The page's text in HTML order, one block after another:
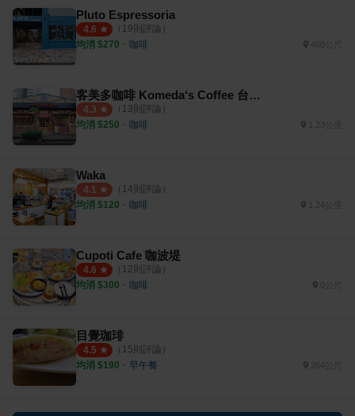
Pluto Espressoria
4.6 （ 19則評論）
均消 $270 ・ 咖啡 460公尺
客美多咖啡 Komeda‘s Coffee 台中公益店
4.3 （ 13則評論）
均消 $250 ・ 咖啡
Waka
4.1 （ 14則評論）
均消 $120 ・ 咖啡 1.24公里
Cupoti Cafe 咖波堤
4.6 （ 12則評論）
均消 $300 ・ 咖啡
目覺珈琲
4.5 （ 15則評論）
均消 $190 ・ 早午餐 264公尺